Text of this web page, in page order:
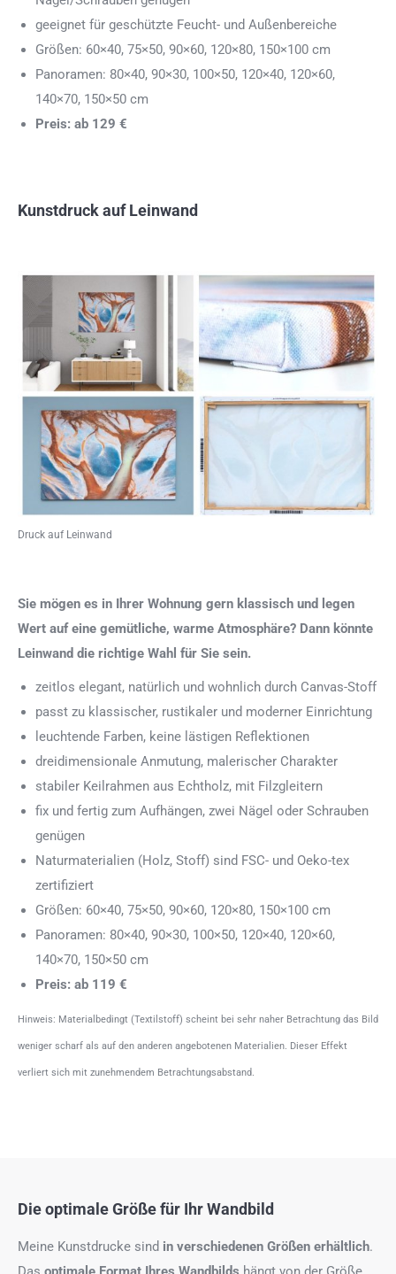
geeignet für geschützte Feucht- und Außenbereiche
Größen: 60×40, 75×50, 90×60, 120×80, 150×100 cm
Panoramen: 80×40, 90×30, 100×50, 120×40, 120×60,
140×70, 150×50 cm
Preis: ab 129 €
Kunstdruck auf Leinwand
Druck auf Leinwand
Sie mögen es in Ihrer Wohnung gern klassisch und legen
Wert auf eine gemütliche, warme Atmosphäre? Dann könnte
Leinwand die richtige Wahl für Sie sein.
zeitlos elegant, natürlich und wohnlich durch Canvas-Stoff
passt zu klassischer, rustikaler und moderner Einrichtung
leuchtende Farben, keine lästigen Reflektionen
dreidimensionale Anmutung, malerischer Charakter
stabiler Keilrahmen aus Echtholz, mit Filzgleitern
fix und fertig zum Aufhängen, zwei Nägel oder Schrauben
genügen
Naturmaterialien (Holz, Stoff) sind FSC- und Oeko-tex
zertifiziert
Größen: 60×40, 75×50, 90×60, 120×80, 150×100 cm
Panoramen: 80×40, 90×30, 100×50, 120×40, 120×60,
140×70, 150×50 cm
Preis: ab 119 €
Hinweis: Materialbedingt (Textilstoff) scheint bei sehr naher Betrachtung das Bild
weniger scharf als auf den anderen angebotenen Materialien. Dieser Effekt
verliert sich mit zunehmendem Betrachtungsabstand.
Die optimale Größe für Ihr Wandbild
Meine Kunstdrucke sind in verschiedenen Größen erhältlich.